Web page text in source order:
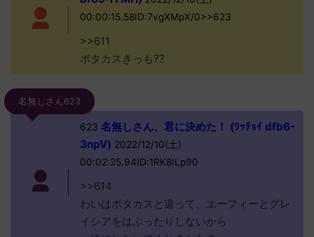
00:00:15.58ID:7vgXMpX/0>>623
>>611
ボタカスきっも??
名無しさん623
623 名無しさん、君に決めた！ (ﾜｯﾁｮｲ dfb6-
3npV) 2022/12/10(土)
00:02:25.94ID:1RK8ILp90
>>614
わいはボタカスと違って、エーフィーとグレ
イシアをはぶったりしないから